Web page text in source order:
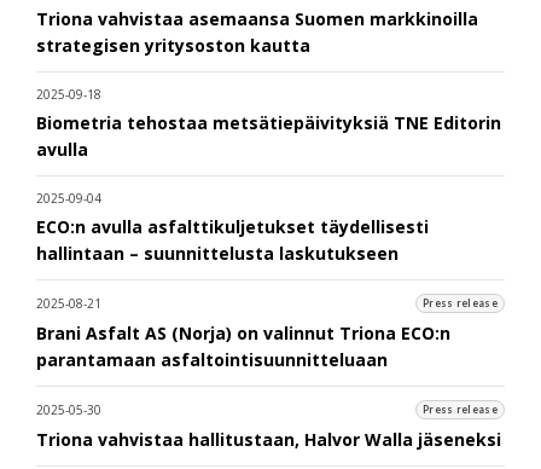
Triona vahvistaa asemaansa Suomen markkinoilla
strategisen yritysoston kautta
2025-09-18
Biometria tehostaa metsätiepäivityksiä TNE Editorin
avulla
2025-09-04
ECO:n avulla asfalttikuljetukset täydellisesti
hallintaan – suunnittelusta laskutukseen
2025-08-21 Press release
Brani Asfalt AS (Norja) on valinnut Triona ECO:n
parantamaan asfaltointisuunnitteluaan
2025-05-30 Press release
Triona vahvistaa hallitustaan, Halvor Walla jäseneksi